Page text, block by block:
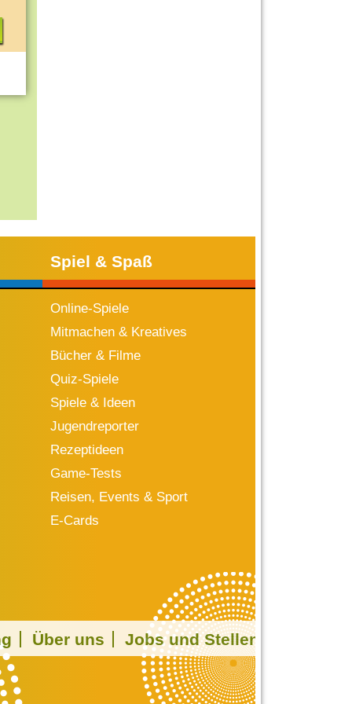
Spiel & Spaß
Online-Spiele
Mitmachen & Kreatives
Bücher & Filme
Quiz-Spiele
Spiele & Ideen
Jugendreporter
Rezeptideen
Game-Tests
Reisen, Events & Sport
E-Cards
Über uns Jobs und Stellen